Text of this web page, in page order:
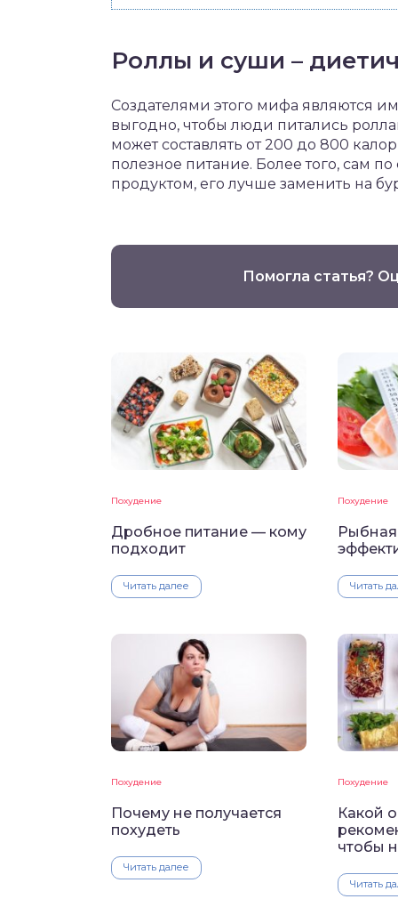
Роллы и суши –
Создателями этого мифа являются
выгодно, чтобы люди питались
может составлять от 200 до 800
полезное питание. Более того, сам
продуктом, его лучше заменить на
Помогла статья?
Похудение
Дробное питание — кому
подходит
Читать далее
Похудение
Читать
Похудение
Почему не получается
похудеть
Читать далее
Похудение
Какой
чтобы
Читать